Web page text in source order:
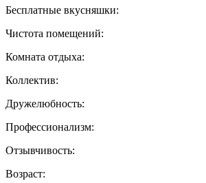
Бесплатные вкусняшки:
Чистота помещений:
Комната отдыха:
Коллектив:
Дружелюбность:
Профессионализм:
Отзывчивость:
Возраст: